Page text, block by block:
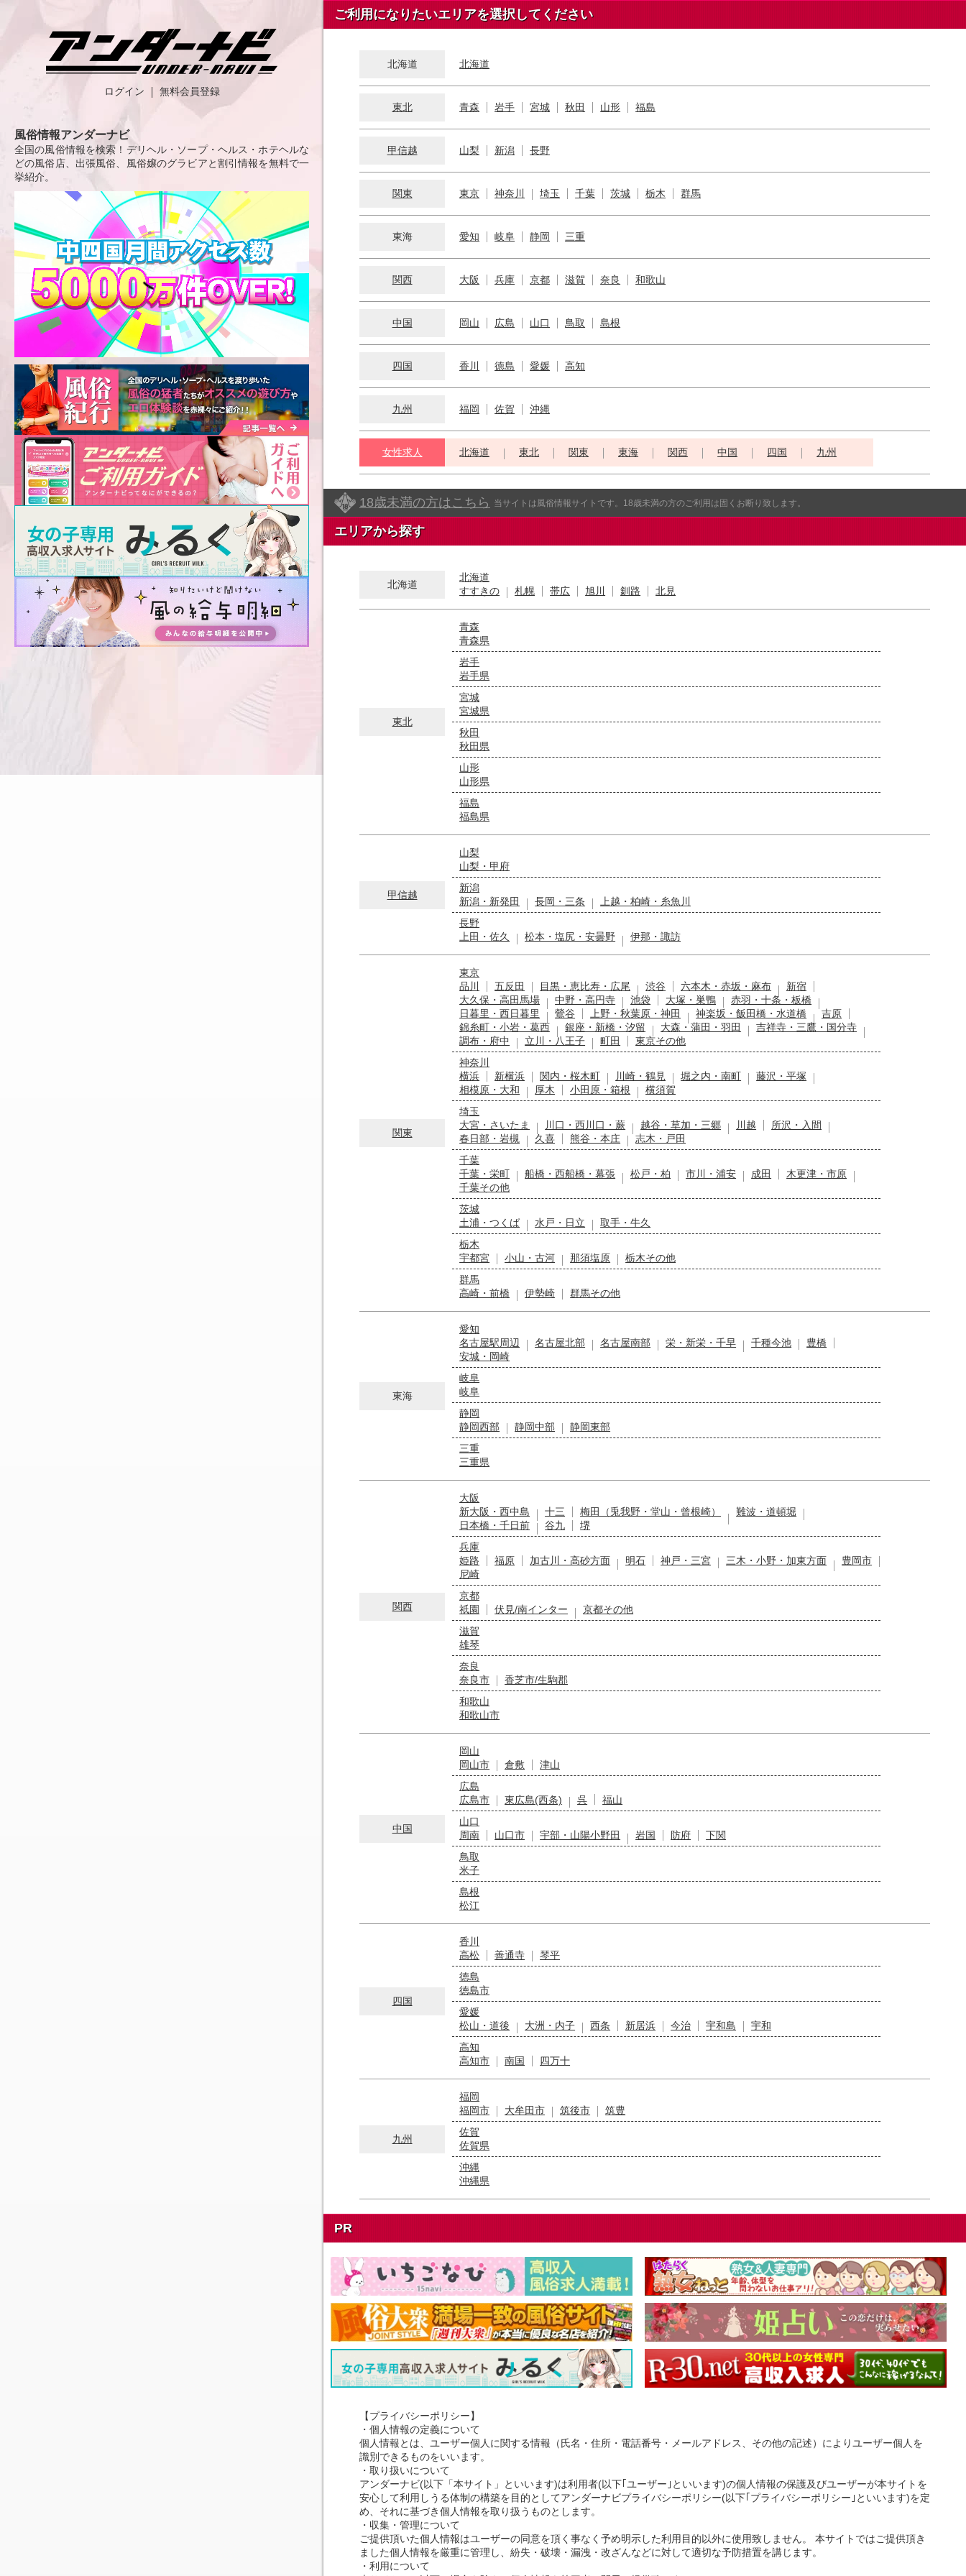
ログイン 無料会員登録
風俗情報アンダーナビ
全国の風俗情報を検索！デリヘル・ソープ・ヘルス・ホテヘルな
どの風俗店、出張風俗、風俗嬢のグラビアと割引情報を無料で一
挙紹介。
ご利用になりたいエリアを選択してください
北海道 北海道
東北 青森 岩手 宮城 秋田 山形 福島
甲信越 山梨 新潟 長野
関東 東京 神奈川 埼玉 千葉 茨城 栃木 群馬
東海 愛知 岐阜 静岡 三重
関西 大阪 兵庫 京都 滋賀 奈良 和歌山
中国 岡山 広島 山口 鳥取 島根
四国 香川 徳島 愛媛 高知
九州 福岡 佐賀 沖縄
女性求人 北海道 東北 関東 東海 関西 中国 四国 九州
18歳未満の方はこちら 当サイトは風俗情報サイトです。18歳未満の方のご利用は固くお断り致します。
エリアから探す
北海道
北海道
すすきの
札幌 帯広 旭川 釧路 北見
東北
青森
青森県
岩手
岩手県
宮城
宮城県
秋田
秋田県
山形
山形県
福島
福島県
甲信越
山梨
山梨・甲府
新潟
新潟・新発田
長岡・三条
上越・柏崎・糸魚川
長野
上田・佐久
松本・塩尻・安曇野 伊那・諏訪
関東
東京
品川
五反田 目黒・恵比寿・広尾 渋谷 六本木・赤坂・麻布
新宿
大久保・高田馬場
中野・高円寺 池袋 大塚・巣鴨
赤羽・十条・板橋
日暮里・西日暮里
鶯谷 上野・秋葉原・神田 神楽坂・飯田橋・水道橋
吉原
錦糸町・小岩・葛西
銀座・新橋・汐留 大森・蒲田・羽田
吉祥寺・三鷹・国分寺
調布・府中
立川・八王子 町田
東京その他
神奈川
横浜
新横浜 関内・桜木町 川崎・鶴見 堀之内・南町
藤沢・平塚
相模原・大和
厚木 小田原・箱根
横須賀
埼玉
大宮・さいたま
川口・西川口・蕨 越谷・草加・三郷 川越
所沢・入間
春日部・岩槻
久喜 熊谷・本庄
志木・戸田
千葉
千葉・栄町
船橋・西船橋・幕張 松戸・柏 市川・浦安 成田
木更津・市原
千葉その他
茨城
土浦・つくば
水戸・日立
取手・牛久
栃木
宇都宮
小山・古河 那須塩原
栃木その他
群馬
高崎・前橋
伊勢崎 群馬その他
東海
愛知
名古屋駅周辺
名古屋北部 名古屋南部 栄・新栄・千早 千種今池
豊橋
安城・岡崎
岐阜
岐阜
静岡
静岡西部
静岡中部
静岡東部
三重
三重県
関西
大阪
新大阪・西中島
十三 梅田（兎我野・堂山・曾根崎）
難波・道頓堀
日本橋・千日前
谷九
堺
兵庫
姫路
福原 加古川・高砂方面 明石 神戸・三宮 三木・小野・加東方面
豊岡市
尼崎
京都
祇園
伏見/南インター
京都その他
滋賀
雄琴
奈良
奈良市
香芝市/生駒郡
和歌山
和歌山市
中国
岡山
岡山市
倉敷
津山
広島
広島市
東広島(西条) 呉
福山
山口
周南
山口市 宇部・山陽小野田 岩国 防府
下関
鳥取
米子
島根
松江
四国
香川
高松
善通寺
琴平
徳島
徳島市
愛媛
松山・道後
大洲・内子 西条 新居浜 今治 宇和島
宇和
高知
高知市
南国 四万十
九州
福岡
福岡市
大牟田市 筑後市
筑豊
佐賀
佐賀県
沖縄
沖縄県
PR
【プライバシーポリシー】
・個人情報の定義について
個人情報とは、ユーザー個人に関する情報（氏名・住所・電話番号・メールアドレス、その他の記述）によりユーザー個人を
識別できるものをいいます。
・取り扱いについて
アンダーナビ(以下「本サイト」といいます)は利用者(以下｢ユーザー｣といいます)の個人情報の保護及びユーザーが本サイトを
安心して利用しうる体制の構築を目的としてアンダーナビプライバシーポリシー(以下｢プライバシーポリシー｣といいます)を定
め、それに基づき個人情報を取り扱うものとします。
・収集・管理について
ご提供頂いた個人情報はユーザーの同意を頂く事なく予め明示した利用目的以外に使用致しません。 本サイトではご提供頂き
ました個人情報を厳重に管理し、紛失・破壊・漏洩・改ざんなどに対して適切な予防措置を講じます。
・利用について